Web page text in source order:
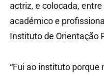
actriz, e colocada,
académico e
Instituto de Orientação
“Fui ao instituto porque